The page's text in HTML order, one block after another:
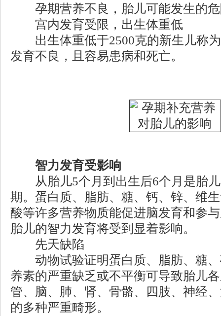
孕期营养不良，胎儿可能发生的
宫内发育受限，出生体重低
出生体重低于2500克的新生儿称为
发育不良，且容易患病和死亡。
智力发育受影响
从胎儿5个月到出生后6个月是胎儿
期。蛋白质、脂肪、糖、钙、锌、维
酸等许多营养物质能促进脑发育和参
胎儿的智力发育将受到显着影响。
先天缺陷
动物试验证明蛋白质、脂肪、糖、
养素的严重缺乏或不平衡可导致胎儿
管、脑、肺、肾、骨骼、四肢、神经
的多种严重畸形。